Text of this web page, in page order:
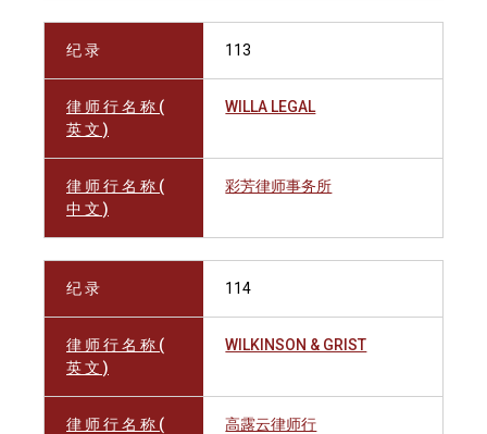
纪 录 113
律 师 行 名 称 (
英 文 )
WILLA LEGAL
律 师 行 名 称 (
中 文 )
彩芳律师事务所
纪 录 114
律 师 行 名 称 (
英 文 )
WILKINSON & GRIST
律 师 行 名 称 (
高露云律师行